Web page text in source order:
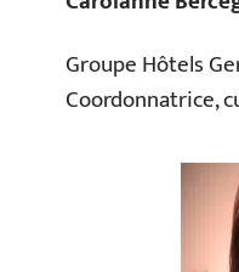
Groupe Hôtels
Coordonnatrice,